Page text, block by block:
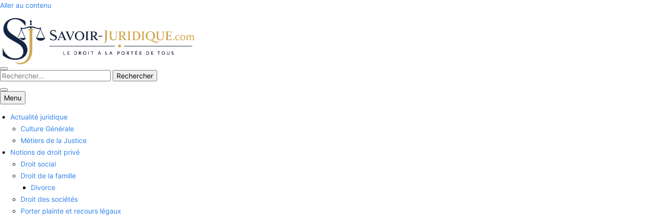
Aller au contenu
Savoirs juridiques
Menu
Actualité juridique
Culture Générale
Métiers de la Justice
Notions de droit privé
Droit social
Droit de la famille
Divorce
Droit des sociétés
Porter plainte et recours légaux